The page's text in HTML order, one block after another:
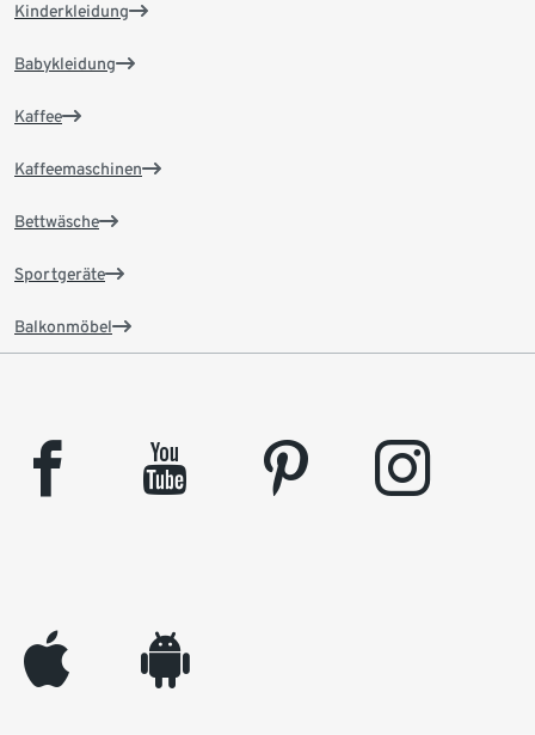
Kinderkleidung
Babykleidung
Kaffee
Kaffeemaschinen
Bettwäsche
Sportgeräte
Balkonmöbel
facebook youtube pinterest instagram
appleinc android